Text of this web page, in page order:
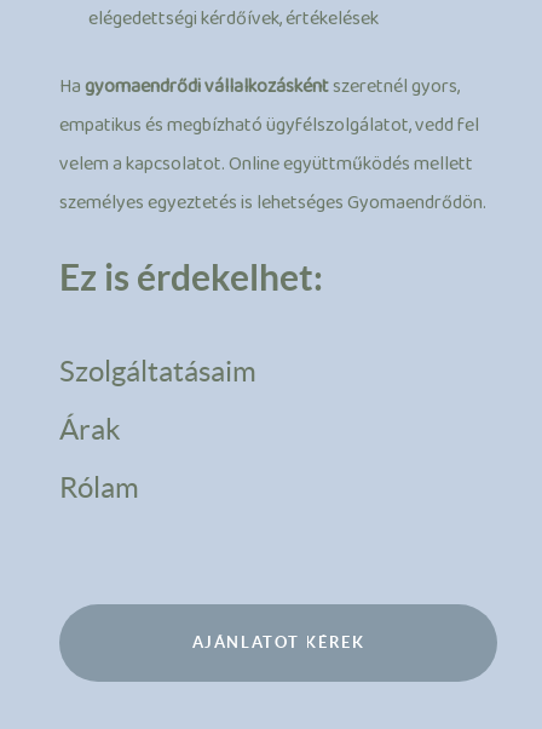
elégedettségi kérdőívek, értékelések
Hagyomaendrődi vállalkozáskéntszeretnél gyors,
empatikus és megbízható ügyfélszolgálatot, vedd fel
velem a kapcsolatot. Online együttműködés mellett
személyes egyeztetés is lehetséges Gyomaendrődön.
Ez is érdekelhet:
Szolgáltatásaim
Árak
Rólam
AJÁNLATOT KÉREK